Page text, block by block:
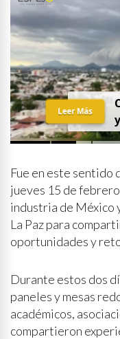
Leer Más
Fue en este sentido
jueves 15 de
industria de México
La Paz para
oportunidades y
Durante estos dos
paneles y mesas
académicos,
compartieron